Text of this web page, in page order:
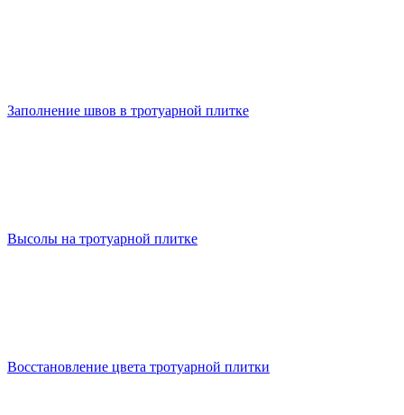
Заполнение швов в тротуарной плитке
Высолы на тротуарной плитке
Восстановление цвета тротуарной плитки